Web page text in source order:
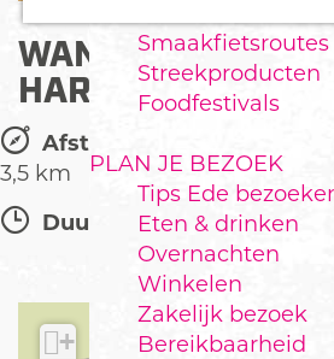
a
g
e
Smaakfietsroutes
Streekproducten
Foodfestivals
PLAN JE BEZOEK
Tips Ede
Eten & drinken
Overnachten
Winkelen
Zakelijk bezoek
Bereikbaarheid
WANDELROUTE
Afstand:
3,5 km
Duur:
+